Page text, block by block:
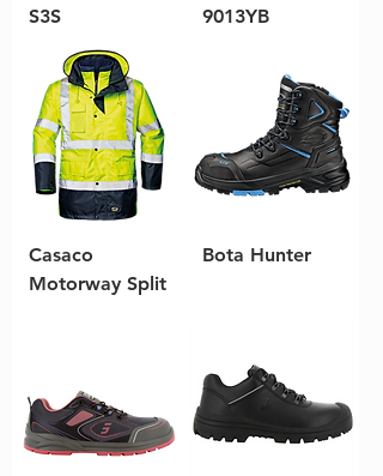
S3S
9013YB
Casaco
Motorway Split
Bota Hunter